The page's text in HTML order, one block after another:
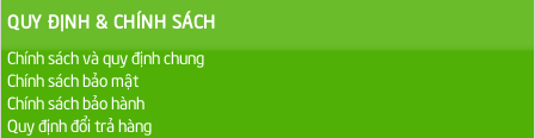
Nước tương cholimex 4,9L
75.000 VND
QUY ĐỊNH & CHÍNH SÁCH
Chính sách và quy định chung
Chính sách bảo mật
Chính sách bảo hành
Quy định đổi trả hàng